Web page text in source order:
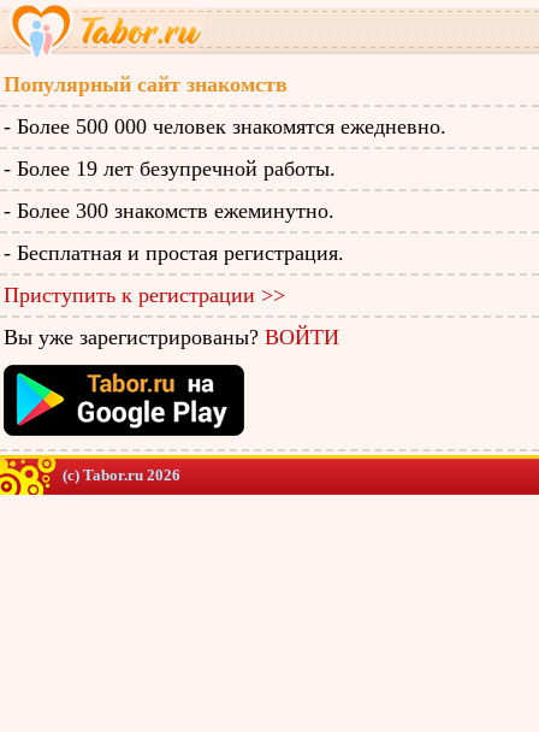
Популярный сайт знакомств
- Более 500 000 человек знакомятся ежедневно.
- Более 19 лет безупречной работы.
- Более 300 знакомств ежеминутно.
- Бесплатная и простая регистрация.
Приступить к регистрации >>
Вы уже зарегистрированы? ВОЙТИ
(c) Tabor.ru 2026